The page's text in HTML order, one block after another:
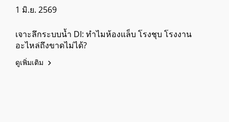
1 มิ.ย. 2569
เจาะลึกระบบน้ำ DI: ทำไมห้องแล็บ โรงชุบ โรงงาน
อะไหล่ถึงขาดไม่ได้?
ดูเพิ่มเติม